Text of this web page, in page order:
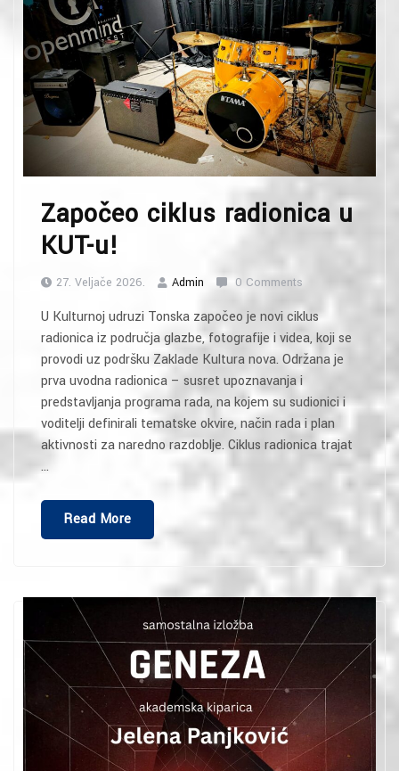
Započeo ciklus radionica u
KUT-u!
27. Veljače 2026. Admin 0 Comments
U Kulturnoj udruzi Tonska započeo je novi ciklus
radionica iz područja glazbe, fotografije i videa, koji se
provodi uz podršku Zaklade Kultura nova. Održana je
prva uvodna radionica – susret upoznavanja i
predstavljanja programa rada, na kojem su sudionici i
voditelji definirali tematske okvire, način rada i plan
aktivnosti za naredno razdoblje. Ciklus radionica trajat
…
Read More“Započeo
Ciklus
KUT-
U!”